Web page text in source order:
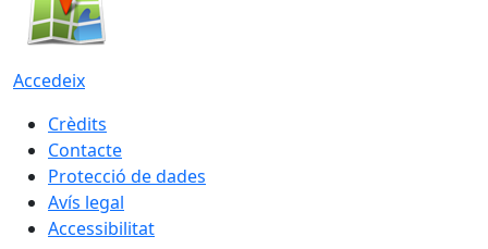
Accedeix
Crèdits
Contacte
Protecció de dades
Avís legal
Accessibilitat